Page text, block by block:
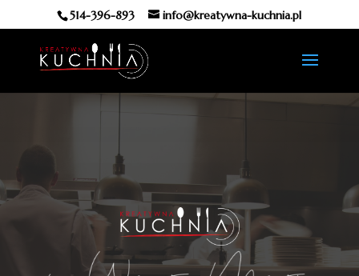
514-396-893 info@kreatywna-kuchnia.pl